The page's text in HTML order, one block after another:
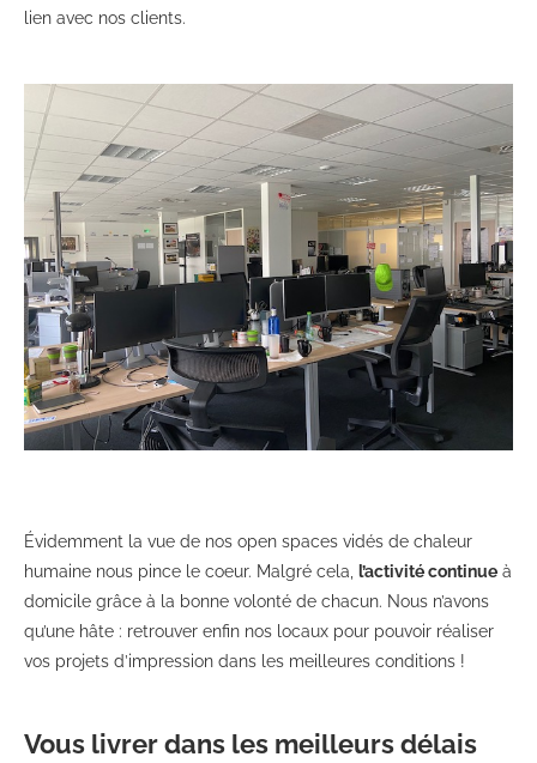
lien avec nos clients.
Évidemment la vue de nos open spaces vidés de chaleur
humaine nous pince le coeur. Malgré cela,
l’activité continue à
domicile grâce à la bonne volonté de chacun. Nous n’avons
qu’une hâte : retrouver enfin nos locaux pour pouvoir réaliser
vos projets d’impression dans les meilleures conditions !
Vous livrer dans les meilleurs délais